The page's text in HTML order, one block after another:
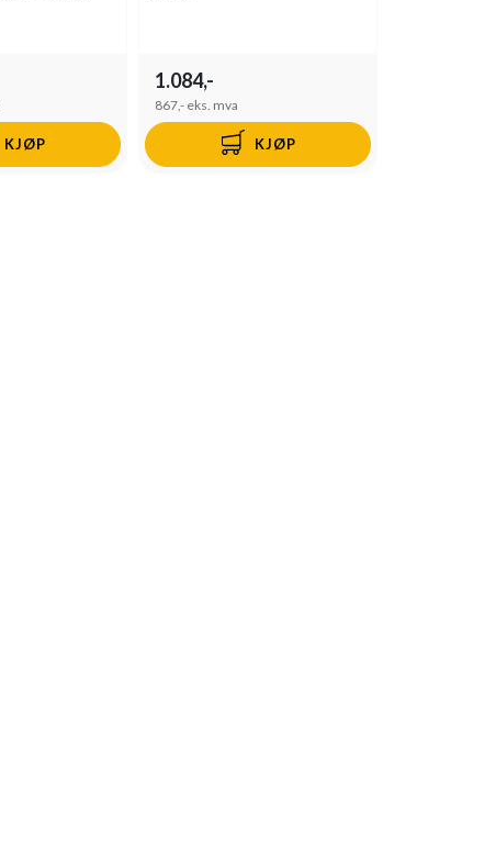
KJØP
1.084,-
867,- eks. mva
KJØP